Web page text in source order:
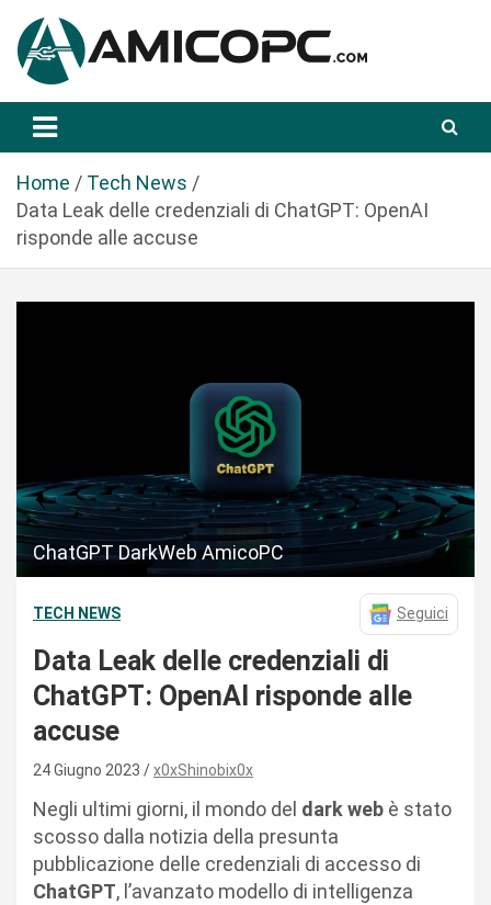
a
Amicopc.com
Home
Tech News
Data Leak delle credenziali di ChatGPT: OpenAI
risponde alle accuse
ChatGPT DarkWeb AmicoPC
TECH NEWS Seguici
Data Leak delle credenziali di
ChatGPT: OpenAI risponde alle
accuse
24 Giugno 2023 x0xShinobix0x
Negli ultimi giorni, il mondo del dark web è stato
scosso dalla notizia della presunta
pubblicazione delle credenziali di accesso di
ChatGPT, l’avanzato modello di intelligenza